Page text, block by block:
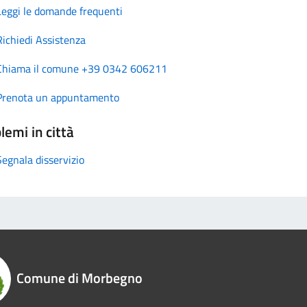
le domande frequenti
Assistenza
il comune +39 0342 606211
un appuntamento
in città
disservizio
Comune di Morbegno